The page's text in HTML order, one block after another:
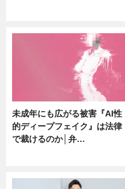
未成年にも広がる被害『AI性
的ディープフェイク』は法律
で裁けるのか│弁…